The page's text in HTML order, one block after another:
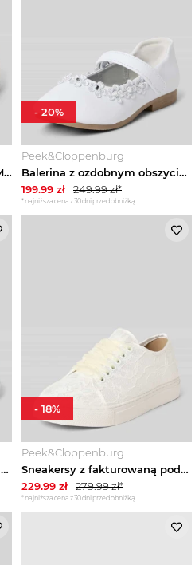
Balerina ze sprzączką DANAMADE Écru
Peek&Cloppenburg
Balerina z ozdobnym obszyciem Happy Girls Biały
199.99 zł 249.99zł*
*najniższa cena z 30 dni przed obniżką
- 20%
Sneakersy z fakturowaną podeszwą Happy Girls Biały
Peek&Cloppenburg
Sneakersy z fakturowaną podeszwą Happy Girls Écru
229.99 zł 279.99zł*
*najniższa cena z 30 dni przed obniżką
- 18%